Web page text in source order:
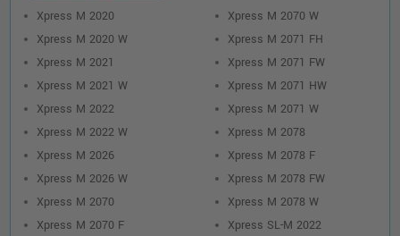
Xpress M 2020
Xpress M 2020 W
Xpress M 2021
Xpress M 2021 W
Xpress M 2022
Xpress M 2022 W
Xpress M 2026
Xpress M 2026 W
Xpress M 2070
Xpress M 2070 F
Xpress M 2070 W
Xpress M 2071 FH
Xpress M 2071 FW
Xpress M 2071 HW
Xpress M 2071 W
Xpress M 2078
Xpress M 2078 F
Xpress M 2078 FW
Xpress M 2078 W
Xpress SL-M 2022